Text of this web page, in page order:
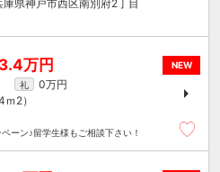
庫県神戸市西区南別府2丁目
NEW
3.4万円
礼
0万円
ｍ2）
ーン♪留学生様もご相談下さい！